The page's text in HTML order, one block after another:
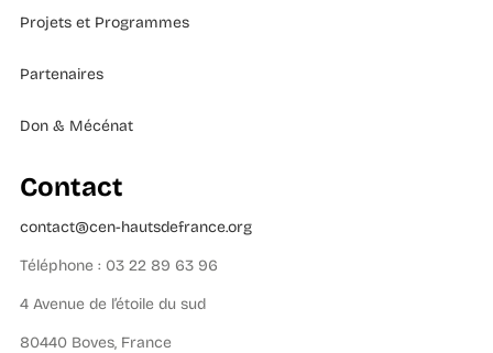
Projets et Programmes
Partenaires
Don & Mécénat
Contact
contact@cen-hautsdefrance.org
Téléphone : 03 22 89 63 96
4 Avenue de l’étoile du sud
80440 Boves, France